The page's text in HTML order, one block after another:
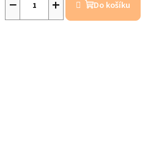
+
− Do košíku